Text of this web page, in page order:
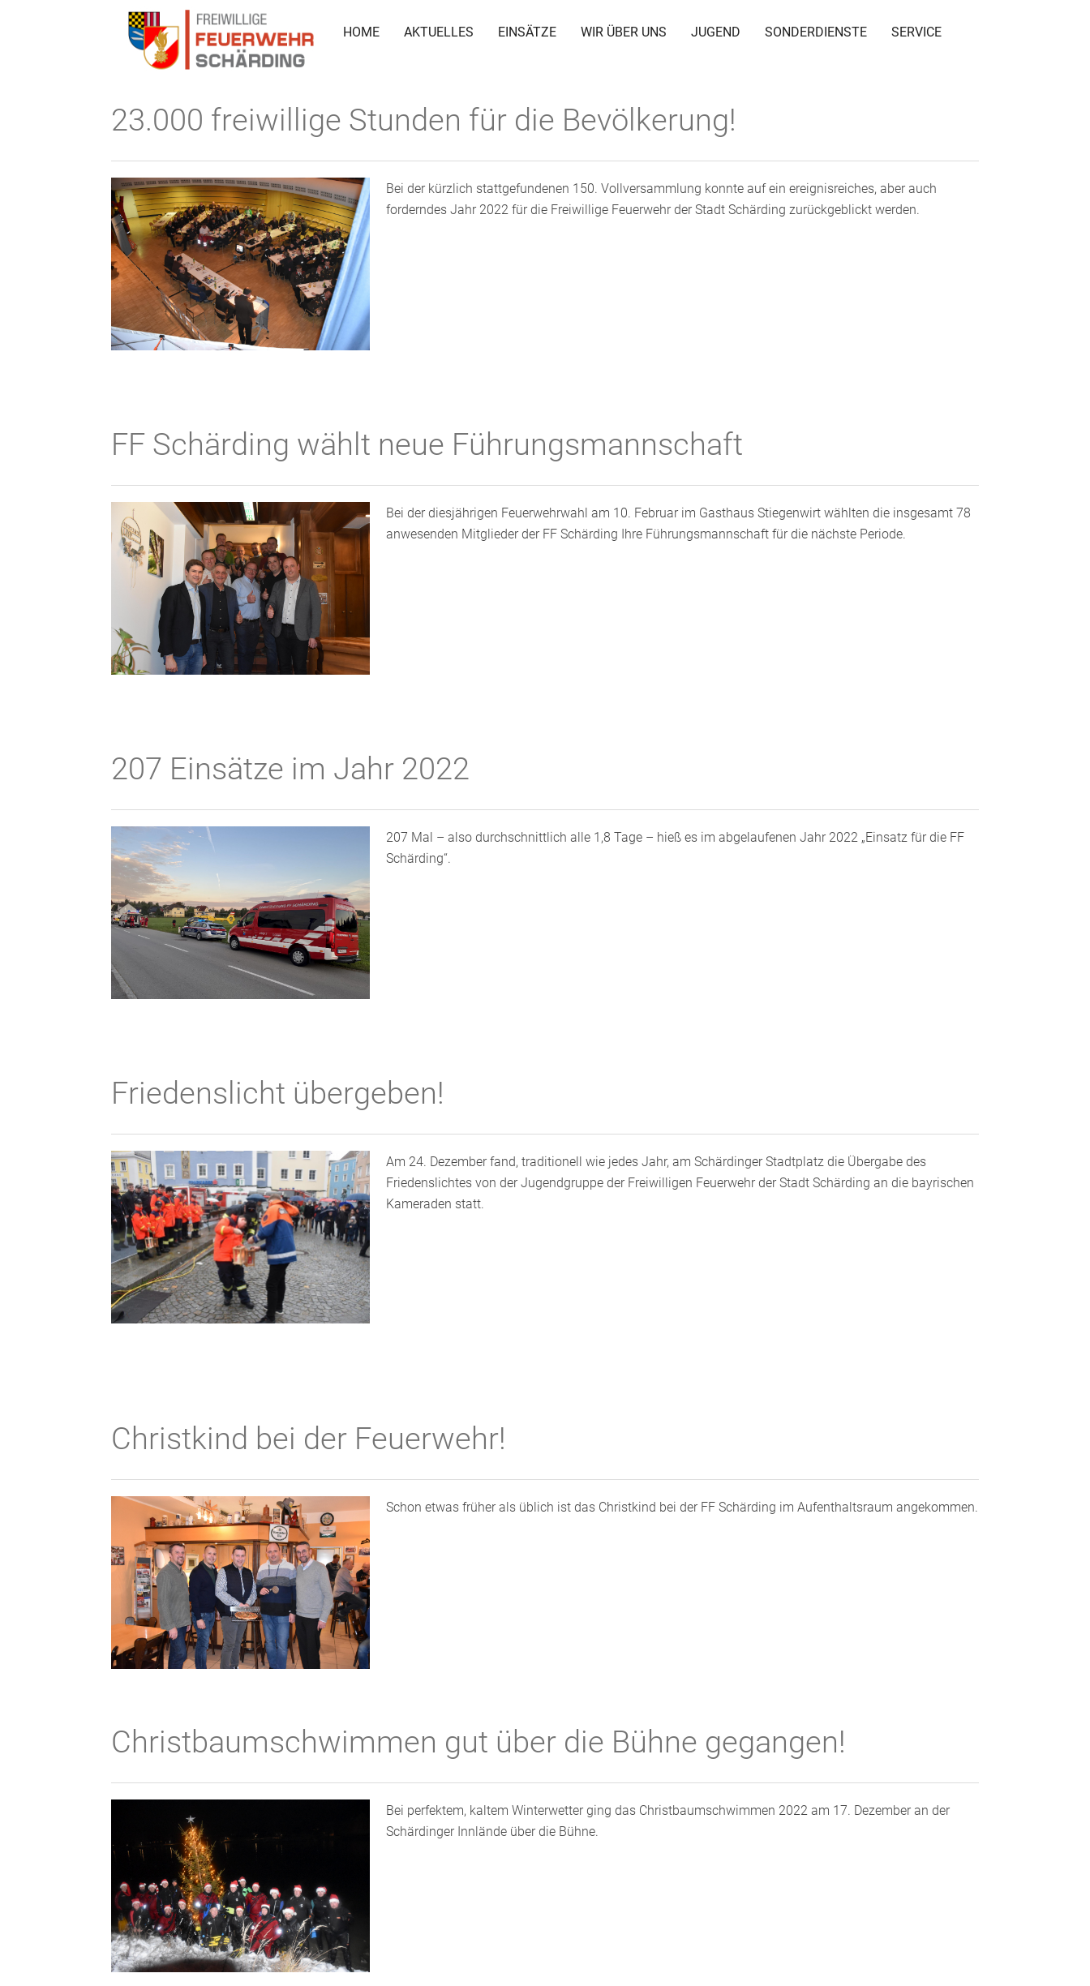
HOME AKTUELLES EINSÄTZE WIR ÜBER UNS JUGEND SONDERDIENSTE SERVICE
23.000 freiwillige Stunden für die Bevölkerung!
Bei der kürzlich stattgefundenen 150. Vollversammlung konnte auf ein ereignisreiches, aber auch
forderndes Jahr 2022 für die Freiwillige Feuerwehr der Stadt Schärding zurückgeblickt werden.
FF Schärding wählt neue Führungsmannschaft
Bei der diesjährigen Feuerwehrwahl am 10. Februar im Gasthaus Stiegenwirt wählten die insgesamt 78
anwesenden Mitglieder der FF Schärding Ihre Führungsmannschaft für die nächste Periode.
207 Einsätze im Jahr 2022
207 Mal – also durchschnittlich alle 1,8 Tage – hieß es im abgelaufenen Jahr 2022 „Einsatz für die FF
Schärding“.
Friedenslicht übergeben!
Am 24. Dezember fand, traditionell wie jedes Jahr, am Schärdinger Stadtplatz die Übergabe des
Friedenslichtes von der Jugendgruppe der Freiwilligen Feuerwehr der Stadt Schärding an die bayrischen
Kameraden statt.
Christkind bei der Feuerwehr!
Schon etwas früher als üblich ist das Christkind bei der FF Schärding im Aufenthaltsraum angekommen.
Christbaumschwimmen gut über die Bühne gegangen!
Bei perfektem, kaltem Winterwetter ging das Christbaumschwimmen 2022 am 17. Dezember an der
Schärdinger Innlände über die Bühne.